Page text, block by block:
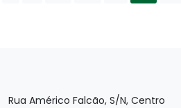
Rua Américo Falcão, S/N, Centro